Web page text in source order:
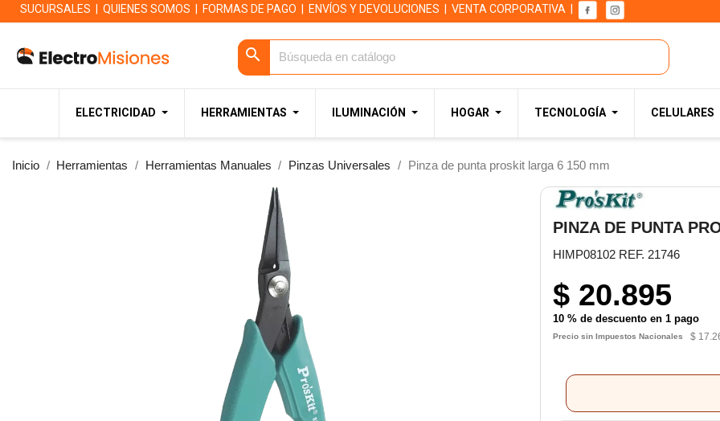
SUCURSALES QUIENES SOMOS FORMAS DE PAGO ENVÍOS Y DEVOLUCIONES VENTA CORPORATIVA
search
ELECTRICIDAD HERRAMIENTAS ILUMINACIÓN HOGAR TECNOLOGÍA CELULARES
Inicio Herramientas Herramientas Manuales Pinzas Universales Pinza de punta proskit larga 6 150 mm
PINZA DE PUNTA
HIMP08102 REF. 21746
$ 20.895
10 % de descuento en 1 pago
Precio sin Impuestos Nacionales $